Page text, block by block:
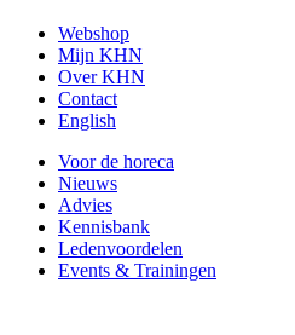
Webshop
Mijn KHN
Over KHN
Contact
English
Voor de horeca
Nieuws
Advies
Kennisbank
Ledenvoordelen
Events & Trainingen